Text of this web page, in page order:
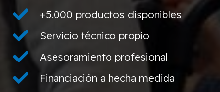
+5.000 productos disponibles
Servicio técnico propio
Asesoramiento profesional
Financiación a hecha medida